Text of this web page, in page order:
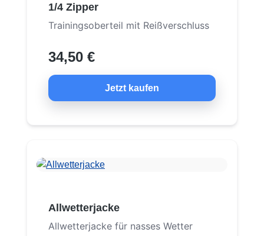
1/4 Zipper
Trainingsoberteil mit Reißverschluss
34,50 €
Jetzt kaufen
Allwetterjacke
Allwetterjacke für nasses Wetter